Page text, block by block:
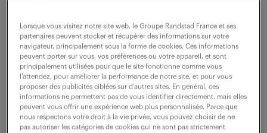
consultant compatbilité
paramétrage (f/h)
7 août 2026
Aix En Provence (13)
CDI
Lorsque vous visitez notre site web, le Groupe Randstad France et ses
partenaires peuvent stocker et récupérer des informations sur votre
navigateur, principalement sous la forme de cookies. Ces informations
peuvent porter sur vous, vos préférences ou votre appareil, et sont
principalement utilisées pour que le site fonctionne comme vous
l’attendez, pour améliorer la performance de notre site, et pour vous
proposer des publicités ciblées sur d’autres sites. En général, ces
informations ne permettent pas de vous identifier directement, mais elles
peuvent vous offrir une expérience web plus personnalisée. Parce que
nous respectons votre droit à la vie privée, vous pouvez choisir de ne
pas autoriser les catégories de cookies qui ne sont pas strictement